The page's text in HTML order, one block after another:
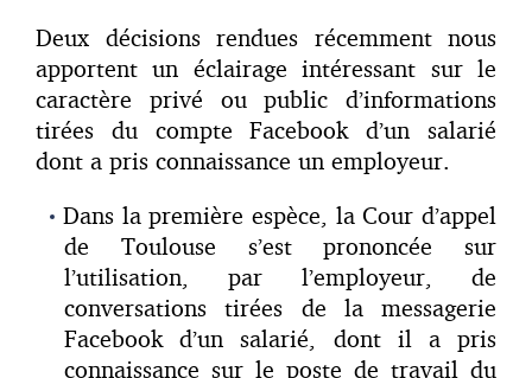
Deux décisions rendues récemment nous
apportent un éclairage intéressant sur le
caractère privé ou public d’informations
tirées du compte Facebook d’un salarié
dont a pris connaissance un employeur.
Dans la première espèce, la Cour d’appel
de Toulouse s’est prononcée sur
l’utilisation, par l’employeur, de
conversations tirées de la messagerie
Facebook d’un salarié, dont il a pris
connaissance sur le poste de travail du